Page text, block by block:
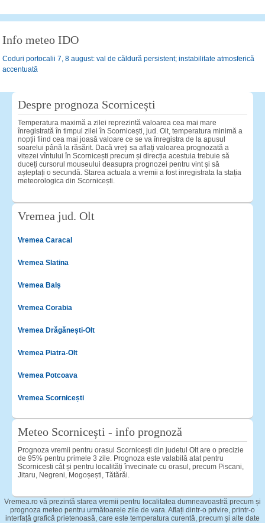
Info meteo IDO
Coduri portocalii 7, 8 august: val de căldură persistent; instabilitate atmosferică
accentuată
Despre prognoza Scornicești
Temperatura maximă a zilei reprezintă valoarea cea mai mare
înregistrată în timpul zilei în Scornicești, jud. Olt, temperatura minimă a
nopții fiind cea mai joasă valoare ce se va înregistra de la apusul
soarelui până la răsărit. Dacă vreți sa aflați valoarea prognozată a
vitezei vîntului în Scornicești precum și direcția acestuia trebuie să
duceți cursorul mouseului deasupra prognozei pentru vint și să
așteptați o secundă. Starea actuala a vremii a fost inregistrata la stația
meteorologica din Scornicești.
Vremea jud. Olt
Vremea Caracal
Vremea Slatina
Vremea Balș
Vremea Corabia
Vremea Drăgănești-Olt
Vremea Piatra-Olt
Vremea Potcoava
Vremea Scornicești
Meteo Scornicești - info prognoză
Prognoza vremii pentru orasul Scornicești din judetul Olt are o precizie
de 95% pentru primele 3 zile. Prognoza este valabilă atat pentru
Scornicesti cât și pentru localități învecinate cu orasul, precum Piscani,
Jitaru, Negreni, Mogoșești, Tătărăi.
Vremea.ro vă prezintă starea vremii pentru localitatea dumneavoastră precum și
prognoza meteo pentru următoarele zile de vara. Aflați dintr-o privire, printr-o
interfață grafică prietenoasă, care este temperatura curentă, precum și alte date